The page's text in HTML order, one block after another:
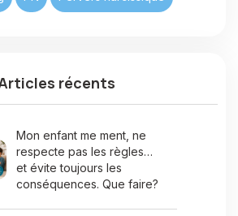
récents
Mon enfant me ment, ne
respecte pas les règles…
et évite toujours les
conséquences. Que faire?